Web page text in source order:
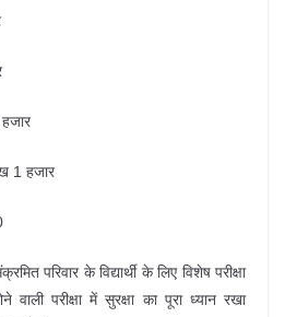
1 हजार
परिवार के विद्यार्थी के लिए विशेष परीक्षा
परीक्षा में सुरक्षा का पूरा ध्यान रखा